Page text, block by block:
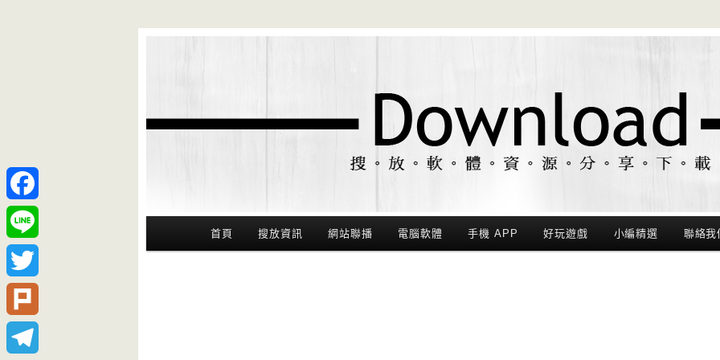
Main Menu
首頁 搜放資訊 網站聯播 電腦軟體 手機 APP 好玩遊戲 小編精選 聯絡我
Facebook
Line
Twitter
Plurk